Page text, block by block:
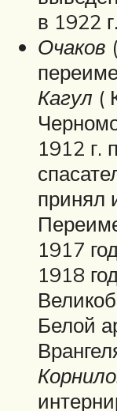
в 1922
Очаков
Кагул (
1912 г.
принял
1917
1918
Белой